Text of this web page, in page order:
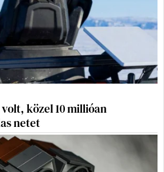
közel 10 millióan
netet